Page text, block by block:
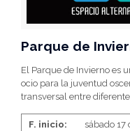
Parque de
El Parque de Invierno es
ocio para la juventud
transversal entre
F. inicio:
sábado